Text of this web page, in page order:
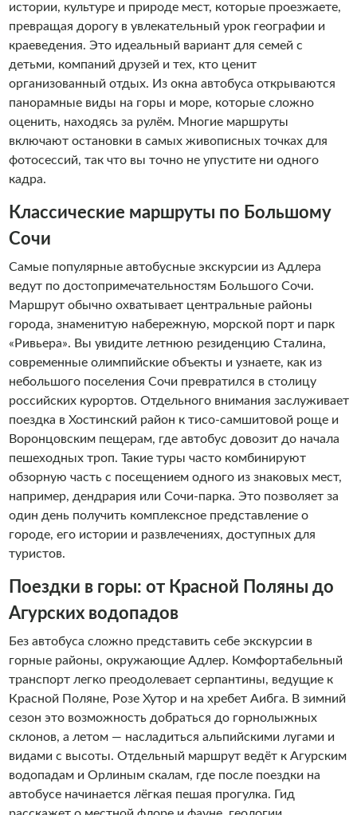
истории, культуре и природе мест, которые проезжаете,
превращая дорогу в увлекательный урок географии и
краеведения. Это идеальный вариант для семей с
детьми, компаний друзей и тех, кто ценит
организованный отдых. Из окна автобуса открываются
панорамные виды на горы и море, которые сложно
оценить, находясь за рулём. Многие маршруты
включают остановки в самых живописных точках для
фотосессий, так что вы точно не упустите ни одного
кадра.
Классические маршруты по Большому
Сочи
Самые популярные автобусные экскурсии из Адлера
ведут по достопримечательностям Большого Сочи.
Маршрут обычно охватывает центральные районы
города, знаменитую набережную, морской порт и парк
«Ривьера». Вы увидите летнюю резиденцию Сталина,
современные олимпийские объекты и узнаете, как из
небольшого поселения Сочи превратился в столицу
российских курортов. Отдельного внимания заслуживает
поездка в Хостинский район к тисо-самшитовой роще и
Воронцовским пещерам, где автобус довозит до начала
пешеходных троп. Такие туры часто комбинируют
обзорную часть с посещением одного из знаковых мест,
например, дендрария или Сочи-парка. Это позволяет за
один день получить комплексное представление о
городе, его истории и развлечениях, доступных для
туристов.
Поездки в горы: от Красной Поляны до
Агурских водопадов
Без автобуса сложно представить себе экскурсии в
горные районы, окружающие Адлер. Комфортабельный
транспорт легко преодолевает серпантины, ведущие к
Красной Поляне, Розе Хутор и на хребет Аибга. В зимний
сезон это возможность добраться до горнолыжных
склонов, а летом — насладиться альпийскими лугами и
видами с высоты. Отдельный маршрут ведёт к Агурским
водопадам и Орлиным скалам, где после поездки на
автобусе начинается лёгкая пешая прогулка. Гид